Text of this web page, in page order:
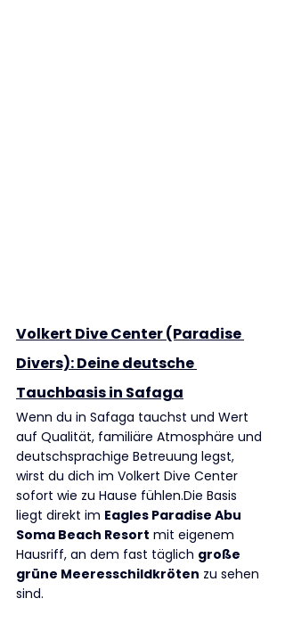
Volkert Dive Center (Paradise
Divers): Deine deutsche
Tauchbasis in Safaga
Wenn du in Safaga tauchst und Wert
auf Qualität, familiäre Atmosphäre und
deutschsprachige Betreuung legst,
wirst du dich im Volkert Dive Center
sofort wie zu Hause fühlen.Die Basis
liegt direkt im Eagles Paradise Abu
Soma Beach Resort mit eigenem
Hausriff, an dem fast täglich große
grüne Meeresschildkröten zu sehen
sind.